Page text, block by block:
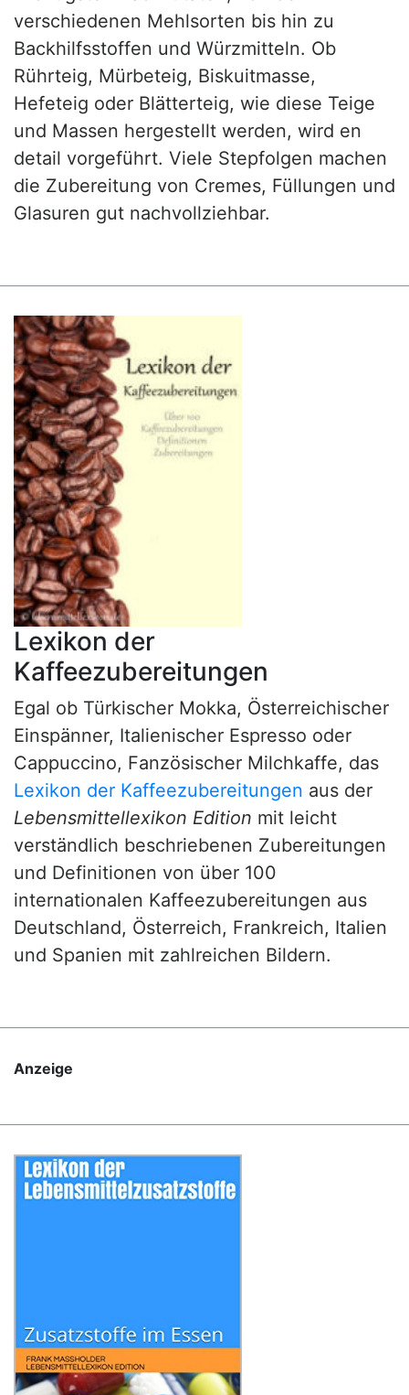
verschiedenen Mehlsorten bis hin zu
Backhilfsstoffen und Würzmitteln. Ob
Rührteig, Mürbeteig, Biskuitmasse,
Hefeteig oder Blätterteig, wie diese Teige
und Massen hergestellt werden, wird en
detail vorgeführt. Viele Stepfolgen machen
die Zubereitung von Cremes, Füllungen und
Glasuren gut nachvollziehbar.
Lexikon der
Kaffeezubereitungen
Egal ob Türkischer Mokka, Österreichischer
Einspänner, Italienischer Espresso oder
Cappuccino, Fanzösischer Milchkaffe, das
Lexikon der Kaffeezubereitungen aus der
Lebensmittellexikon Edition mit leicht
verständlich beschriebenen Zubereitungen
und Definitionen von über 100
internationalen Kaffeezubereitungen aus
Deutschland, Österreich, Frankreich, Italien
und Spanien mit zahlreichen Bildern.
Anzeige